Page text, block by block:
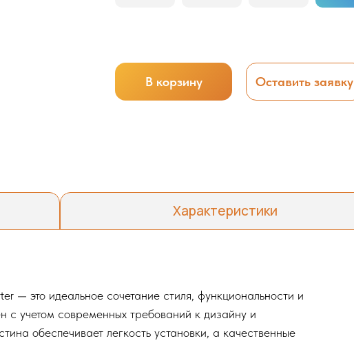
Характеристики
В корзину Оставить заявку
— это идеальное сочетание стиля, функциональности и
с учетом современных требований к дизайну и
обеспечивает легкость установки, а качественные